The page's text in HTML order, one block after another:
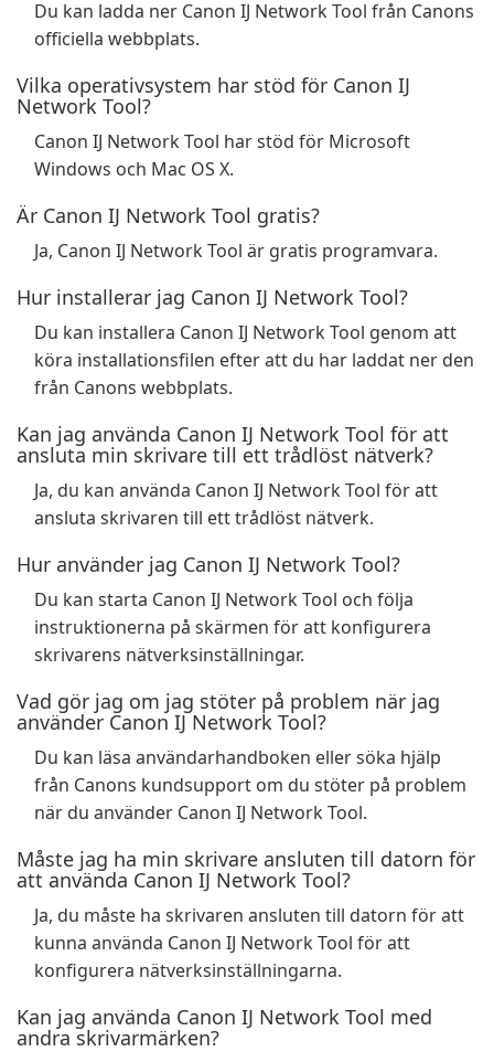
Du kan ladda ner Canon IJ Network Tool från Canons
officiella webbplats.
Vilka operativsystem har stöd för Canon IJ
Network Tool?
Canon IJ Network Tool har stöd för Microsoft
Windows och Mac OS X.
Är Canon IJ Network Tool gratis?
Ja, Canon IJ Network Tool är gratis programvara.
Hur installerar jag Canon IJ Network Tool?
Du kan installera Canon IJ Network Tool genom att
köra installationsfilen efter att du har laddat ner den
från Canons webbplats.
Kan jag använda Canon IJ Network Tool för att
ansluta min skrivare till ett trådlöst nätverk?
Ja, du kan använda Canon IJ Network Tool för att
ansluta skrivaren till ett trådlöst nätverk.
Hur använder jag Canon IJ Network Tool?
Du kan starta Canon IJ Network Tool och följa
instruktionerna på skärmen för att konfigurera
skrivarens nätverksinställningar.
Vad gör jag om jag stöter på problem när jag
använder Canon IJ Network Tool?
Du kan läsa användarhandboken eller söka hjälp
från Canons kundsupport om du stöter på problem
när du använder Canon IJ Network Tool.
Måste jag ha min skrivare ansluten till datorn för
att använda Canon IJ Network Tool?
Ja, du måste ha skrivaren ansluten till datorn för att
kunna använda Canon IJ Network Tool för att
konfigurera nätverksinställningarna.
Kan jag använda Canon IJ Network Tool med
andra skrivarmärken?